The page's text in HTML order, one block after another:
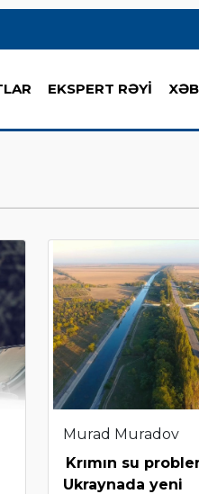
EKSPERT RƏYİ
Murad Muradov
Krımın su
Ukraynada yeni